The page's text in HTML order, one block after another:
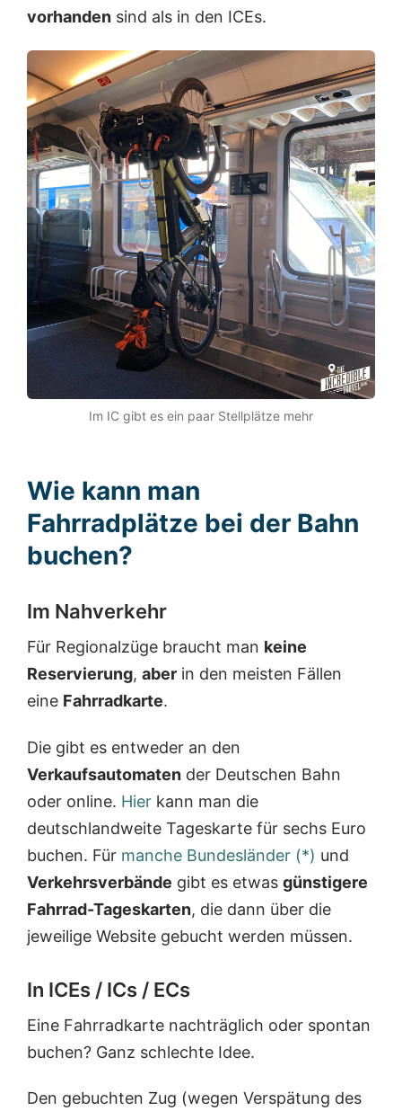
vorhanden sind als in den ICEs.
Im IC gibt es ein paar Stellplätze mehr
Wie kann man
Fahrradplätze bei der Bahn
buchen?
Im Nahverkehr
Für Regionalzüge braucht man keine
Reservierung, aber in den meisten Fällen
eine Fahrradkarte.
Die gibt es entweder an den
Verkaufsautomaten der Deutschen Bahn
oder online. Hier kann man die
deutschlandweite Tageskarte für sechs Euro
buchen. Für manche Bundesländer (*) und
Verkehrsverbände gibt es etwas günstigere
Fahrrad-Tageskarten, die dann über die
jeweilige Website gebucht werden müssen.
In ICEs / ICs / ECs
Eine Fahrradkarte nachträglich oder spontan
buchen? Ganz schlechte Idee.
Den gebuchten Zug (wegen Verspätung des